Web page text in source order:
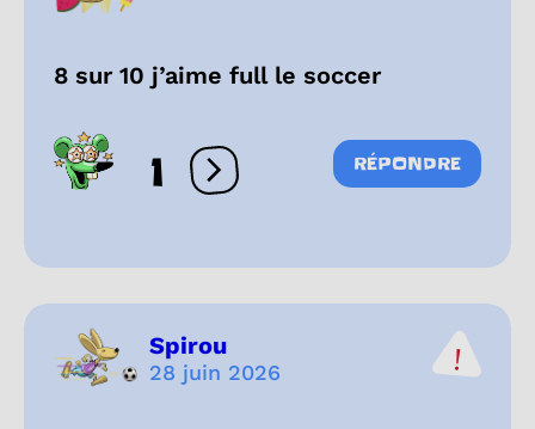
8 sur 10 j’aime full le soccer
1 Ouvrir les réactions
RÉPONDRE
Spirou
28 juin 2026